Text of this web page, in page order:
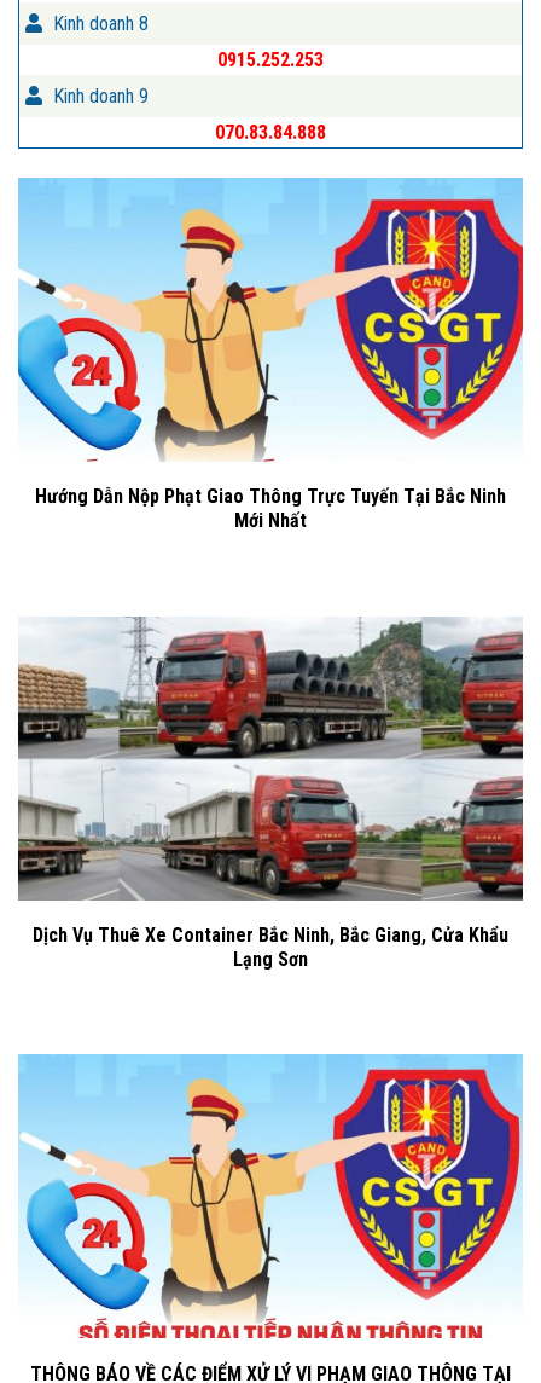
Kinh doanh 8
0915.252.253
Kinh doanh 9
070.83.84.888
Hướng Dẫn Nộp Phạt Giao Thông Trực Tuyến Tại Bắc Ninh
Mới Nhất
Dịch Vụ Thuê Xe Container Bắc Ninh, Bắc Giang, Cửa Khẩu
Lạng Sơn
THÔNG BÁO VỀ CÁC ĐIỂM XỬ LÝ VI PHẠM GIAO THÔNG TẠI